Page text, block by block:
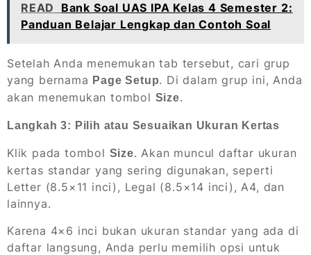
READ
Bank Soal UAS IPA Kelas 4 Semester 2:
Panduan Belajar Lengkap dan Contoh Soal
Setelah Anda menemukan tab tersebut, cari grup
yang bernama Page Setup. Di dalam grup ini, Anda
akan menemukan tombol Size.
Langkah 3: Pilih atau Sesuaikan Ukuran Kertas
Klik pada tombol Size. Akan muncul daftar ukuran
kertas standar yang sering digunakan, seperti
Letter (8.5×11 inci), Legal (8.5×14 inci), A4, dan
lainnya.
Karena 4×6 inci bukan ukuran standar yang ada di
daftar langsung, Anda perlu memilih opsi untuk